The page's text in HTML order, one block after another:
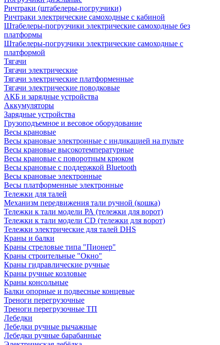
Ричтраки (штабелеры-погрузчики)
Ричтраки электрические самоходные с кабиной
Штабелеры-погрузчики электрические самоходные без
платформы
Штабелеры-погрузчики электрические самоходные с
платформой
Тягачи
Тягачи электрические
Тягачи электрические платформенные
Тягачи электрические поводковые
АКБ и зарядные устройства
Аккумуляторы
Зарядные устройства
Грузоподъемное и весовое оборудование
Весы крановые
Весы крановые электронные с индикацией на пульте
Весы крановые высокотемпературные
Весы крановые с поворотным крюком
Весы крановые с поддержкой Bluetooth
Весы крановые электронные
Весы платформенные электронные
Тележки для талей
Механизм передвижения тали ручной (кошка)
Тележки к тали модели РА (тележки для ворот)
Тележки к тали модели CD (тележки для ворот)
Тележки электрические для талей DHS
Краны и балки
Краны стреловые типа "Пионер"
Краны строительные "Окно"
Краны гидравлические ручные
Краны ручные козловые
Краны консольные
Балки опорные и подвесные концевые
Треноги перегрузочные
Треноги перегрузочные ТП
Лебедки
Лебедки ручные рычажные
Лебедки ручные барабанные